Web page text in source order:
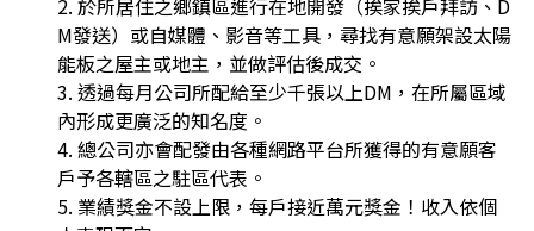
2. 於所居住之鄉鎮區進行在地開發（挨家挨戶拜訪、D
M發送）或自媒體、影音等工具，尋找有意願架設太陽
能板之屋主或地主，並做評估後成交。
3. 透過每月公司所配給至少千張以上DM，在所屬區域
內形成更廣泛的知名度。
4. 總公司亦會配發由各種網路平台所獲得的有意願客
戶予各轄區之駐區代表。
5. 業績獎金不設上限，每戶接近萬元獎金！收入依個